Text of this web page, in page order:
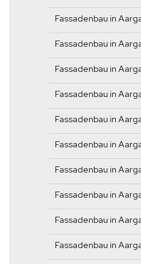
Fassadenbau in
Fassadenbau in
Fassadenbau in
Fassadenbau in
Fassadenbau in
Fassadenbau in
Fassadenbau in
Fassadenbau in
Fassadenbau in
Fassadenbau in